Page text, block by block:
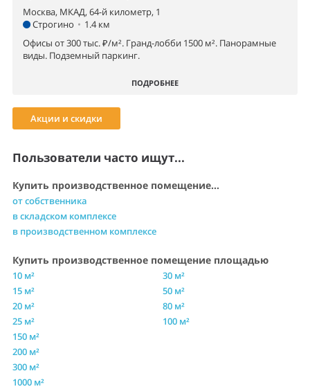
Москва, МКАД, 64-й километр, 1
Строгино • 1.4 км
Офисы от 300 тыс. ₽/м². Гранд-лобби 1500 м². Панорамные
виды. Подземный паркинг.
ПОДРОБНЕЕ
Акции и скидки
Пользователи часто ищут...
Купить производственное помещение...
от собственника
в складском комплексе
в производственном комплексе
Купить производственное помещение площадью
10 м²
15 м²
20 м²
25 м²
30 м²
50 м²
80 м²
100 м²
150 м²
200 м²
300 м²
1000 м²